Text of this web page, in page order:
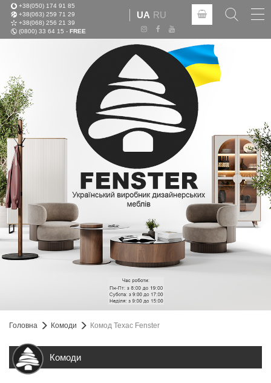
+38(050) 174 91 85
+38(063) 259 71 29
+38(068) 256 21 39
(0800) 33 64 15 - FREE
UA RU
Головна Комоди Комод Техас Fenster
Комоди